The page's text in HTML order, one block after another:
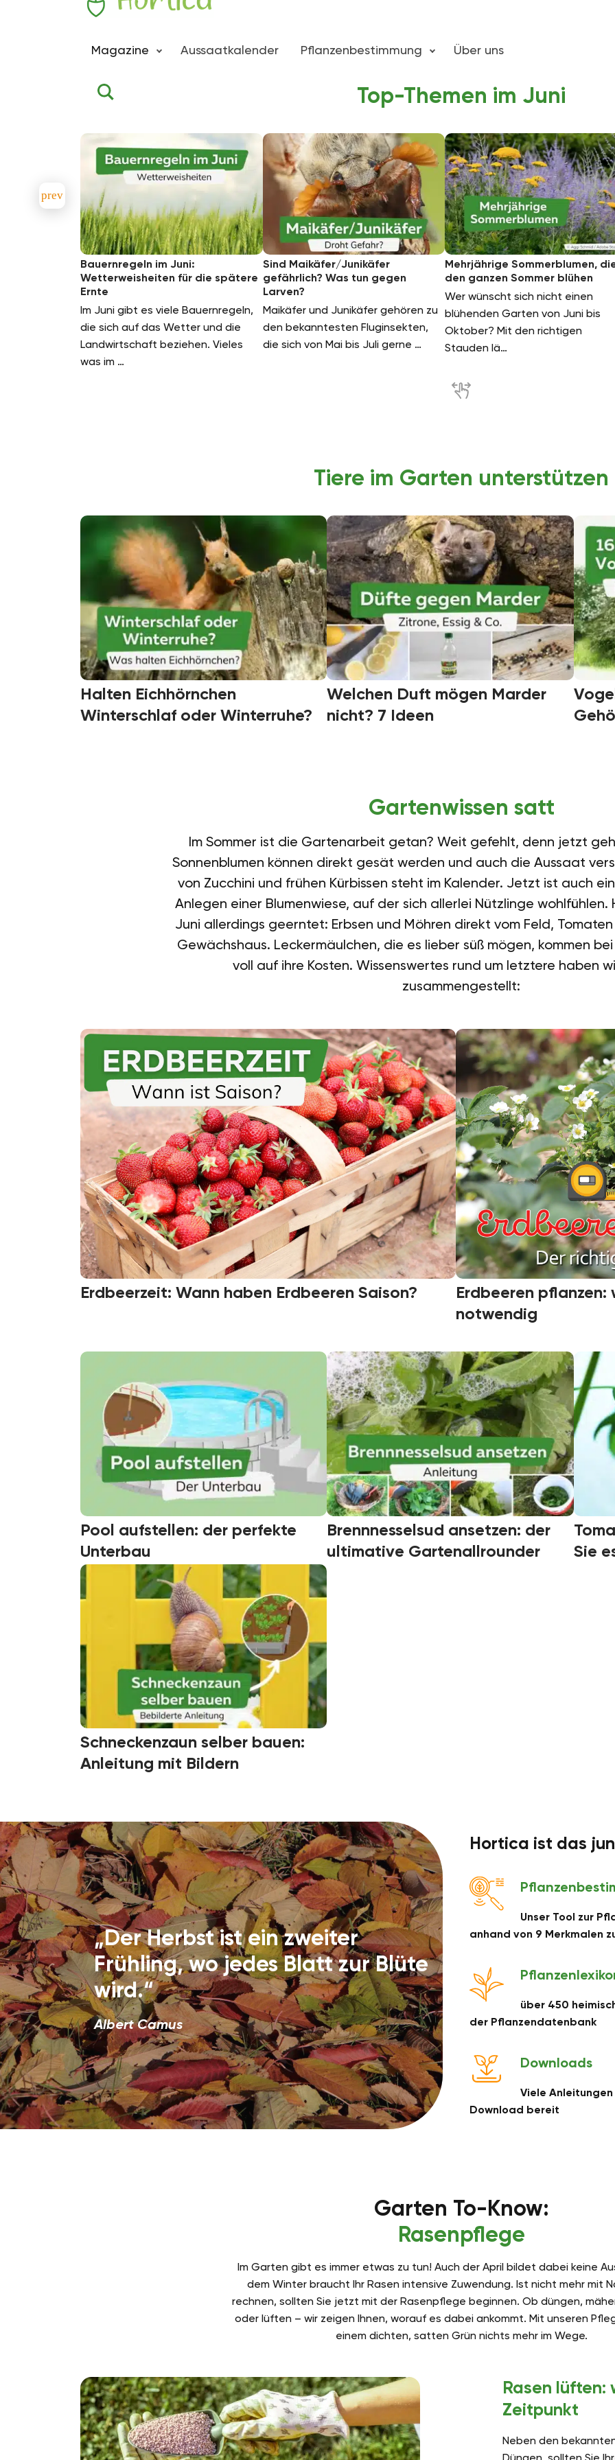
Zum Inhalt springen
Magazine Aussaatkalender Pflanzenbestimmung Über uns
Top-Themen im Juni
Bauernregeln im Juni:
Wetterweisheiten für die spätere
Ernte
Im Juni gibt es viele Bauernregeln,
die sich auf das Wetter und die
Landwirtschaft beziehen. Vieles
was im …
Sind Maikäfer/Junikäfer
gefährlich? Was tun gegen
Larven?
Maikäfer und Junikäfer gehören zu
den bekanntesten Fluginsekten,
die sich von Mai bis Juli gerne …
Mehrjährige Sommerblumen,
den ganzen Sommer blühen
Wer wünscht sich nicht einen
blühenden Garten von Juni bis
Oktober? Mit den richtigen
Stauden lä…
Tiere im Garten unterstützen
Halten Eichhörnchen
Winterschlaf oder Winterruhe?
Welchen Duft mögen Marder
nicht? 7 Ideen
Gartenwissen satt
Im Sommer ist die Gartenarbeit getan? Weit gefehlt, denn jetzt
Sonnenblumen können direkt gesät werden und auch die Aussaat
von Zucchini und frühen Kürbissen steht im Kalender. Jetzt ist auch
Anlegen einer Blumenwiese, auf der sich allerlei Nützlinge wohlfühlen.
Juni allerdings geerntet: Erbsen und Möhren direkt vom Feld,
Gewächshaus. Leckermäulchen, die es lieber süß mögen, kommen
voll auf ihre Kosten. Wissenswertes rund um letztere haben
zusammengestellt:
Erdbeerzeit: Wann haben Erdbeeren Saison?
Erdbeeren
notwendig
Pool aufstellen: der perfekte
Unterbau
Brennnesselsud ansetzen: der
ultimative Gartenallrounder
Sie
Schneckenzaun selber bauen:
Anleitung mit Bildern
„Der Herbst ist ein zweiter
Frühling, wo jedes Blatt zur Blüte
wird.“
Albert Camus
Hortica ist das
Unser Tool zur
anhand von 9 Merkmalen
über 450
der Pflanzendatenbank
Downloads
Viele Anleitungen
Download bereit
Garten To-Know:
Rasenpflege
Im Garten gibt es immer etwas zu tun! Auch der April bildet dabei keine
dem Winter braucht Ihr Rasen intensive Zuwendung. Ist nicht mehr mit
rechnen, sollten Sie jetzt mit der Rasenpflege beginnen. Ob düngen,
oder lüften – wir zeigen Ihnen, worauf es dabei ankommt. Mit unseren
einem dichten, satten Grün nichts mehr im Wege.
Rasen lüften:
Zeitpunkt
Neben den